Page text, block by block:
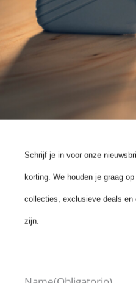
LENNOX
€ 199,00
VIRGIL
Schrijf je in voor onze
korting. We houden je graag
collecties, exclusieve deals en
zijn.